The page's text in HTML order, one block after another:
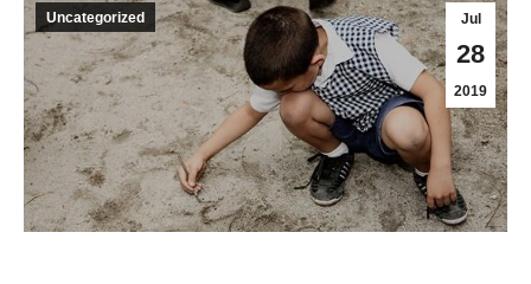
Jul
28
2019
Uncategorized